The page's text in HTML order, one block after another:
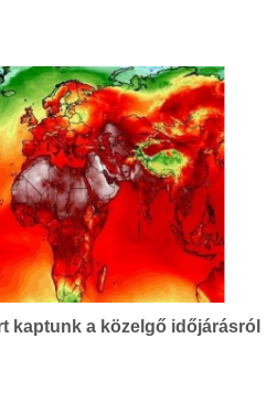
kaptunk a közelgő időjárásról